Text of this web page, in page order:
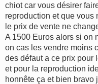
chiot car vous désirer
reproduction et que vous
le prix de vente ne
A 1500 Euros alors si on
on cas les vendre moins
des défaut a ce prix pour
et pour la reproduction
honnête ça et bien